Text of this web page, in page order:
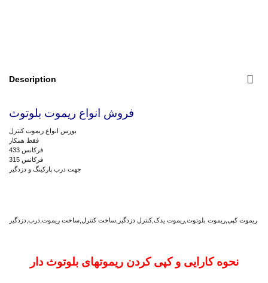
Description
فروش انواع ریموت بلوتوث
بورس انواع ریموت کنترل
فقط همکار
فرکانس 433
فرکانس 315
جهت درب پارکینگ و دزدگیر
ریموت کپی,ریموت بلوتوث,ریموت یدک,کنترل دزدگیر,ساخت کنترل,ساخت ریموت,درب,دزدگیر
نحوه کارایی و کپی کردن ریموتهای بلوتوث دار